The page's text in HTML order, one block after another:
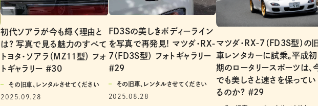
初代ソアラが今も輝く理由と
は？ 写真で見る魅力のすべて
トヨタ・ソアラ（MZ11型） フォ
トギャラリー ＃30
その旧車、レンタルさせてください
2025.09.28
FD3Sの美しきボディーライン
を写真で再発見! マツダ・RX-
7（FD3S型） フォトギャラリー
＃2９
その旧車、レンタルさせてください
2025.08.28
マツダ・RX-7（FD3S型）の
車レンタカーに試乗。平成初
期のロータリースポーツは、
でも美しさと速さを保ってい
るのか? ＃29